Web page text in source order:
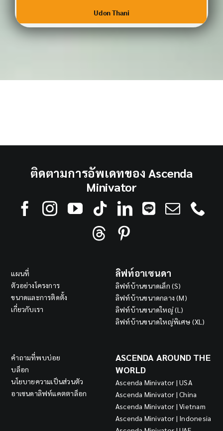
Udon Thani
ติดตามการอัพเดทของ Ascenda
Minivator
แผนที่
ตัวอย่างโครงการ
ขนาดและการติดตั้ง
เกี่ยวกับเรา
ลิฟท์อาเซนดา
ลิฟท์บ้านขนาดเล็ก (S)
ลิฟท์บ้านขนาดกลาง (M)
ลิฟท์บ้านขนาดใหญ่ (L)
ลิฟท์บ้านขนาดใหญ่พิเศษ (XL)
คำถามที่พบบ่อย
บล็อก
นโยบายความเป็นส่วนตัว
อาเซนดาลิฟท์แคตตาล็อก
ASCENDA AROUND THE
WORLD
Ascenda Minivator | USA
Ascenda Minivator | China
Ascenda Minivator | Vietnam
Ascenda Minivator | Indonesia